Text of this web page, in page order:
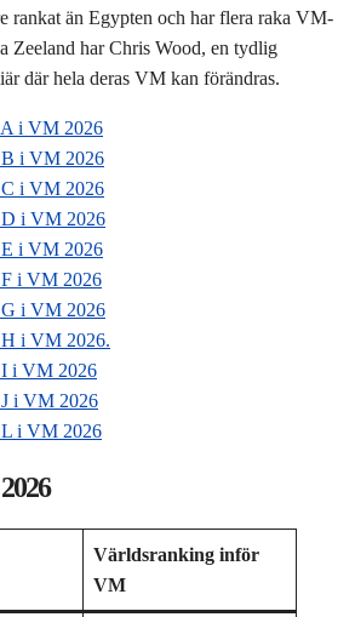
rankat än Egypten och har flera raka VM-
Zeeland har Chris Wood, en tydlig
där hela deras VM kan förändras.
i VM 2026
i VM 2026
i VM 2026
i VM 2026
i VM 2026
i VM 2026
i VM 2026
i VM 2026.
i VM 2026
i VM 2026
i VM 2026
Världsranking inför
VM